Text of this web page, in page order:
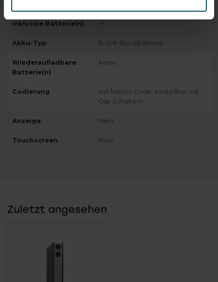
Inklusive Batterie(n)
Akku-Typ 9-Volt-Blockbatterie
Wiederaufladbare
Batterie(n)
keine
Codierung
mit festem Code, einstellbar mit
Dip-Schaltern
Anzeige Nein
Touchscreen Nein
Zuletzt angesehen